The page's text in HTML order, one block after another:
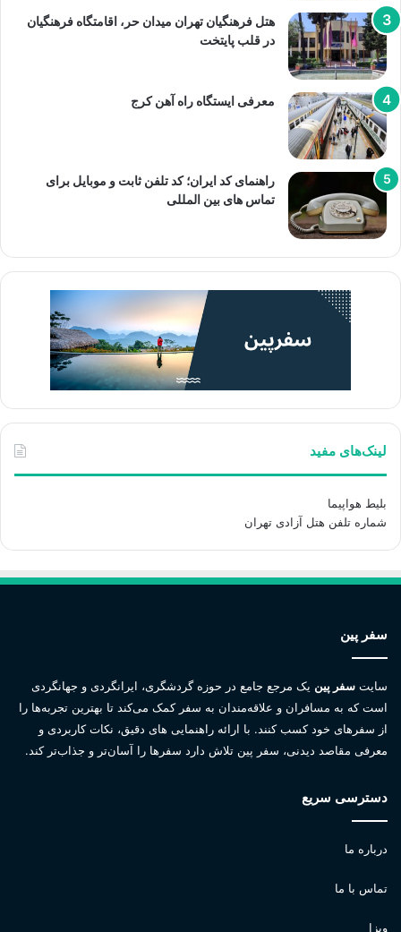
هتل فرهنگیان تهران میدان حر، اقامتگاه فرهنگیان
در قلب پایتخت
معرفی ایستگاه راه آهن کرج
راهنمای کد ایران؛ کد تلفن ثابت و موبایل برای
تماس های بین المللی
لینک‌های مفید
بلیط هواپیما
شماره تلفن هتل آزادی تهران
سفر پین
سایت سفر پین یک مرجع جامع در حوزه گردشگری، ایرانگردی و جهانگردی
است که به مسافران و علاقه‌مندان به سفر کمک می‌کند تا بهترین تجربه‌ها را
از سفرهای خود کسب کنند. با ارائه راهنمایی های دقیق، نکات کاربردی و
معرفی مقاصد دیدنی، سفر پین تلاش دارد سفرها را آسان‌تر و جذاب‌تر کند.
دسترسی سریع
درباره ما
تماس با ما
ویزا